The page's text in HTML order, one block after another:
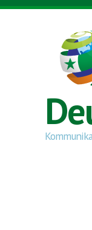
Direkt zum Inhalt